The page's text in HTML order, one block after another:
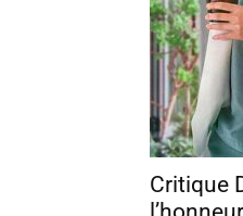
Critique